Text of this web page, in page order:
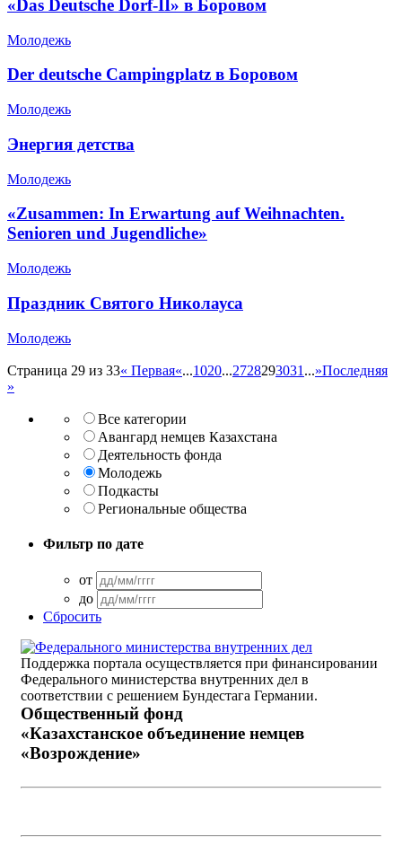
«Das Deutsche Dorf-II» в Боровом
Молодежь
Der deutsche Campingplatz в Боровом
Молодежь
Энергия детства
Молодежь
«Zusammen: In Erwartung auf Weihnachten.
Senioren und Jugendliche»
Молодежь
Праздник Святого Николауса
Молодежь
Страница 29 из 33« Первая«...1020...2728293031 ...»Последняя
»
Все категории
Авангард немцев Казахстана
Деятельность фонда
Молодежь
Подкасты
Региональные общества
Фильтр по дате
от
до
Сбросить
Поддержка портала осуществляется при финансировании
Федерального министерства внутренних дел в
соответствии с решением Бундестага Германии.
Общественный фонд
«Казахстанское объединение немцев
«Возрождение»